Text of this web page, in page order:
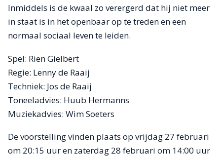
Inmiddels is de kwaal zo verergerd dat hij niet meer
in staat is in het openbaar op te treden en een
normaal sociaal leven te leiden.
Spel: Rien Gielbert
Regie: Lenny de Raaij
Techniek: Jos de Raaij
Toneeladvies: Huub Hermanns
Muziekadvies: Wim Soeters
De voorstelling vinden plaats op vrijdag 27 februari
om 20:15 uur en zaterdag 28 februari om 14:00 uur